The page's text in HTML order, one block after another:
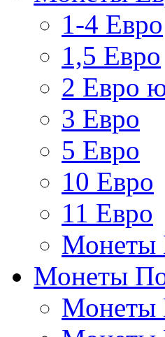
1-4 Евро
1,5 Евро
2 Евро
3 Евро
5 Евро
10 Евро
11 Евро
Монеты
Монеты
Монеты